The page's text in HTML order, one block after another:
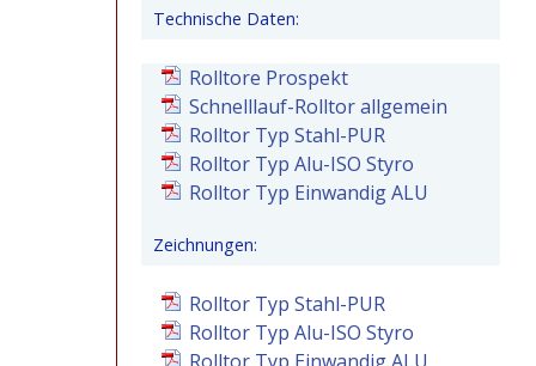
Technische Daten:
Rolltore Prospekt
Schnelllauf-Rolltor allgemein
Rolltor Typ Stahl-PUR
Rolltor Typ Alu-ISO Styro
Rolltor Typ Einwandig ALU
Zeichnungen:
Rolltor Typ Stahl-PUR
Rolltor Typ Alu-ISO Styro